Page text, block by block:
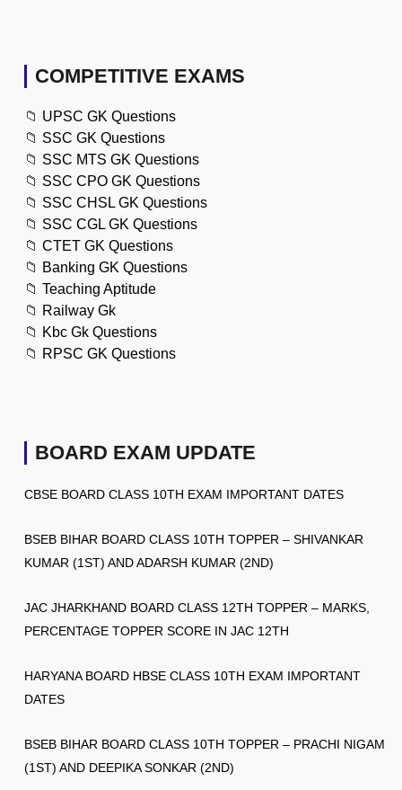
COMPETITIVE EXAMS
📁 UPSC GK Questions
📁 SSC GK Questions
📁 SSC MTS GK Questions
📁 SSC CPO GK Questions
📁 SSC CHSL GK Questions
📁 SSC CGL GK Questions
📁 CTET GK Questions
📁 Banking GK Questions
📁 Teaching Aptitude
📁 Railway Gk
📁 Kbc Gk Questions
📁 RPSC GK Questions
BOARD EXAM UPDATE
CBSE BOARD CLASS 10TH EXAM IMPORTANT DATES
BSEB BIHAR BOARD CLASS 10TH TOPPER – SHIVANKAR
KUMAR (1ST) AND ADARSH KUMAR (2ND)
JAC JHARKHAND BOARD CLASS 12TH TOPPER – MARKS,
PERCENTAGE TOPPER SCORE IN JAC 12TH
HARYANA BOARD HBSE CLASS 10TH EXAM IMPORTANT
DATES
BSEB BIHAR BOARD CLASS 10TH TOPPER – PRACHI NIGAM
(1ST) AND DEEPIKA SONKAR (2ND)